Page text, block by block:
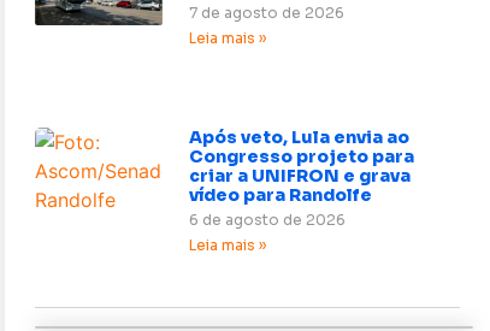
7 de agosto de 2026
Leia mais »
Após veto, Lula envia ao
Congresso projeto para
criar a UNIFRON e grava
vídeo para Randolfe
6 de agosto de 2026
Leia mais »